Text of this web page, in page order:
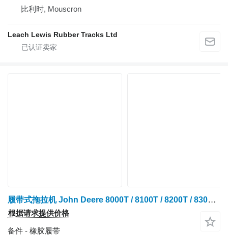
比利时, Mouscron
Leach Lewis Rubber Tracks Ltd
履带式拖拉机 John Deere 8000T / 8100T / 8200T / 8300T / 8400T / 8110T / 8210T / 8310T / 8410T / 8120T / 8220T / 8320T / 8420T / 8520T / 8130T / 8230T / 8330T / 8430T / 8530T 的 橡胶履带 - VULCAN AGRI R568315
根据请求提供价格
备件 - 橡胶履带